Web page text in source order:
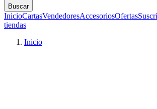
Buscar
InicioCartasVendedoresAccesoriosOfertas
tiendas
Inicio